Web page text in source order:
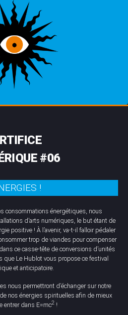
#06
!
consommations énergétiques, nous
d’arts numériques, le but étant de
positive ! À l’avenir, va-t-il falloir pédaler
trop de viandes pour compenser
ce casse-tête de conversions d’unités
que Le Hublot vous propose ce festival
et anticipatoire.
nous permettront d’échanger sur notre
nos énergies spirituelles afin de mieux
entrer dans E=mc2 !